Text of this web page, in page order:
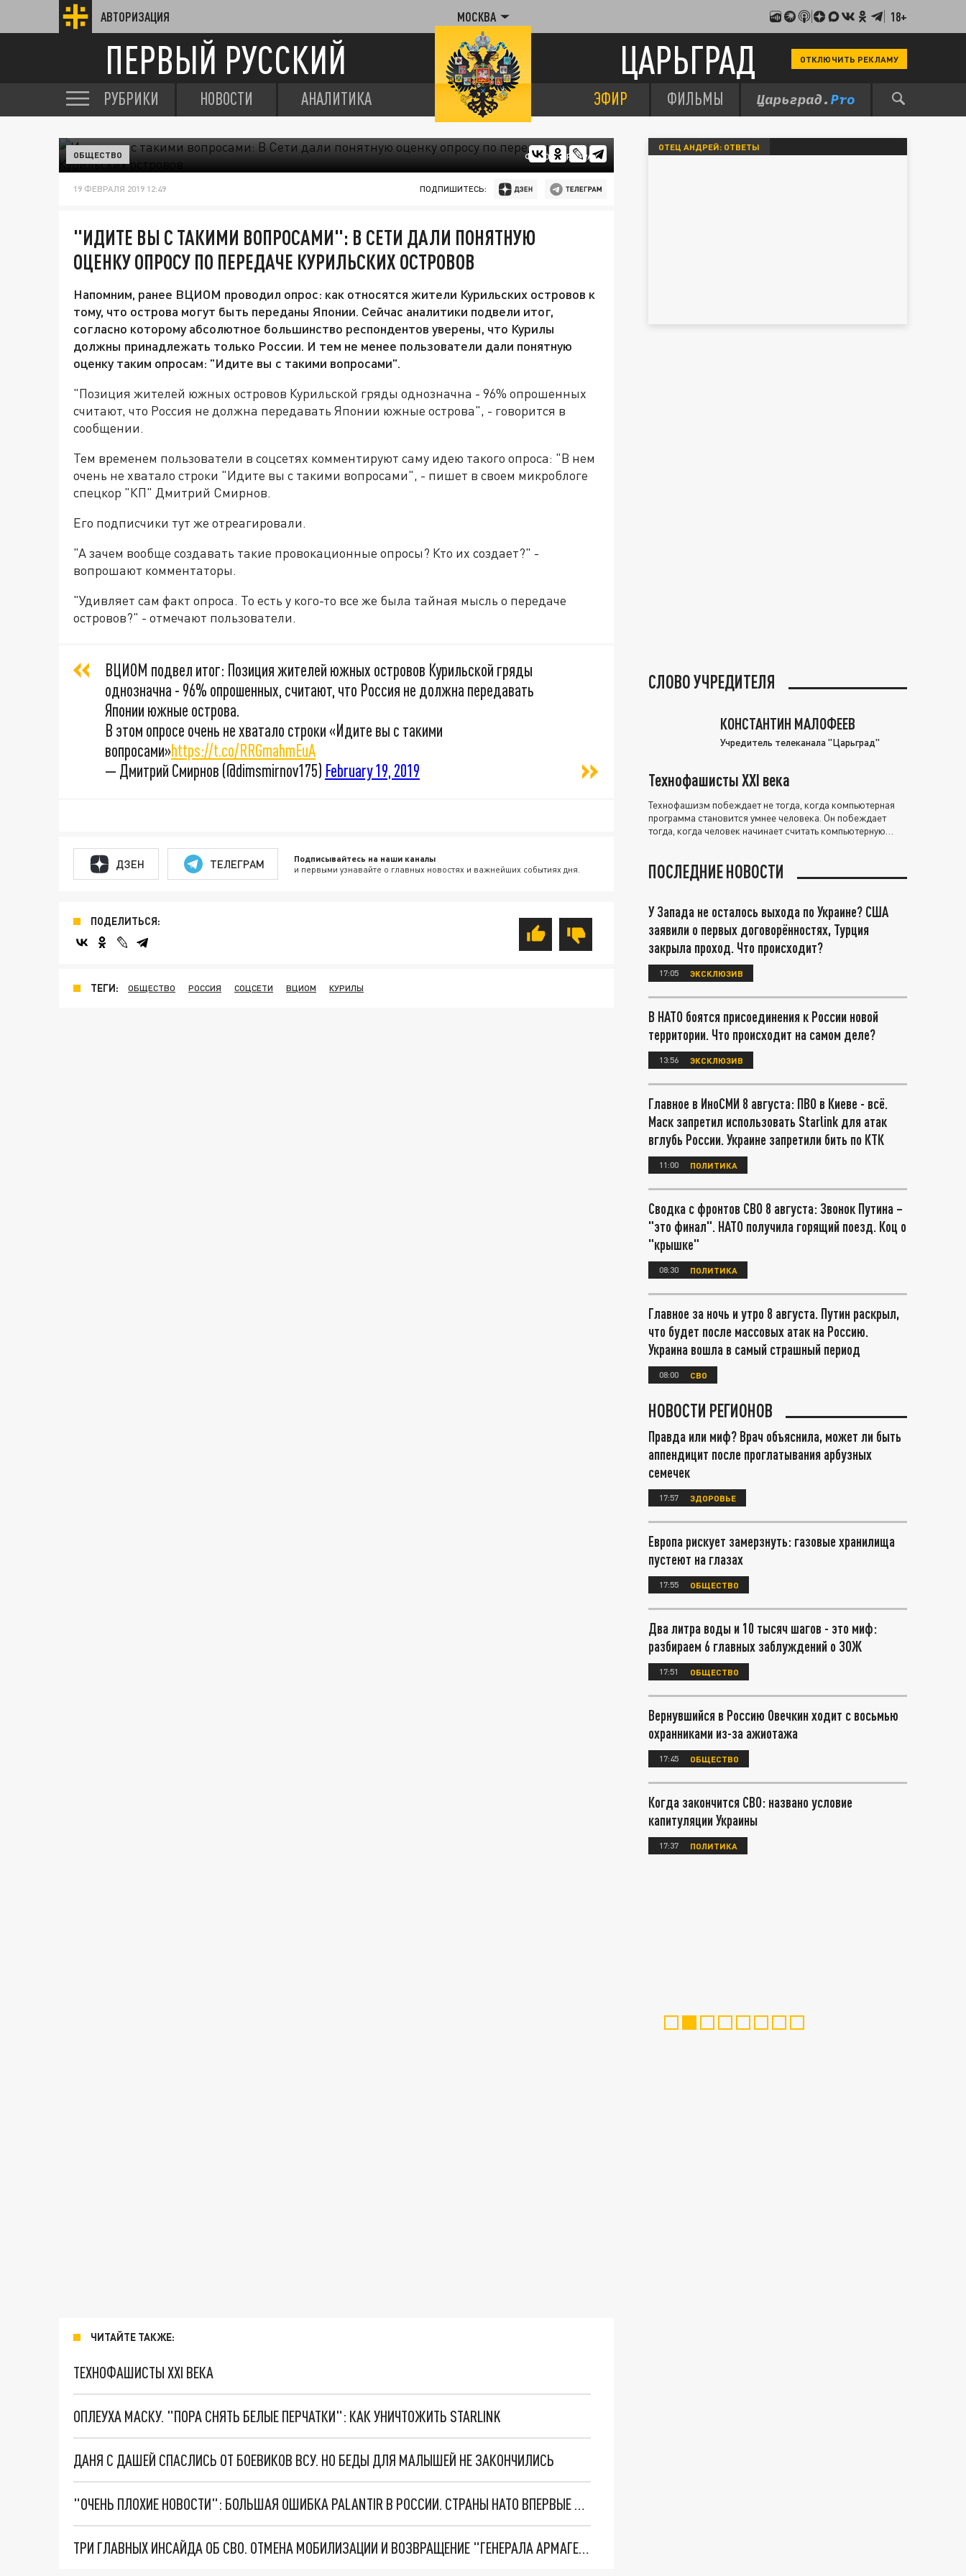
АВТОРИЗАЦИЯ МОСКВА 18+
ПЕРВЫЙ РУССКИЙ ЦАРЬГРАД ОТКЛЮЧИТЬ РЕКЛАМУ
РУБРИКИ НОВОСТИ АНАЛИТИКА ЭФИР ФИЛЬМЫ
ФОТО: ЦАРЬГРАД
ОБЩЕСТВО
19 ФЕВРАЛЯ 2019 12:49 ПОДПИШИТЕСЬ:
"ИДИТЕ ВЫ С ТАКИМИ ВОПРОСАМИ": В СЕТИ ДАЛИ ПОНЯТНУЮ
ОЦЕНКУ ОПРОСУ ПО ПЕРЕДАЧЕ КУРИЛЬСКИХ ОСТРОВОВ
Напомним, ранее ВЦИОМ проводил опрос: как относятся жители Курильских островов к
тому, что острова могут быть переданы Японии. Сейчас аналитики подвели итог,
согласно которому абсолютное большинство респондентов уверены, что Курилы
должны принадлежать только России. И тем не менее пользователи дали понятную
оценку таким опросам: "Идите вы с такими вопросами".
"Позиция жителей южных островов Курильской гряды однозначна - 96% опрошенных
считают, что Россия не должна передавать Японии южные острова", - говорится в
сообщении.
Тем временем пользователи в соцсетях комментируют саму идею такого опроса: "В нем
очень не хватало строки "Идите вы с такими вопросами", - пишет в своем микроблоге
спецкор "КП" Дмитрий Смирнов.
Его подписчики тут же отреагировали.
"А зачем вообще создавать такие провокационные опросы? Кто их создает?" -
вопрошают комментаторы.
"Удивляет сам факт опроса. То есть у кого-то все же была тайная мысль о передаче
островов?" - отмечают пользователи.
ВЦИОМ подвел итог: Позиция жителей южных островов Курильской гряды
однозначна - 96% опрошенных, считают, что Россия не должна передавать
Японии южные острова.
В этом опросе очень не хватало строки «Идите вы с такими
вопросами»https://t.co/RRGmahmEuA
— Дмитрий Смирнов (@dimsmirnov175) February 19, 2019
ДЗЕН ТЕЛЕГРАМ Подписывайтесь на наши каналы
и первыми узнавайте о главных новостях и важнейших событиях дня.
ПОДЕЛИТЬСЯ:
ТЕГИ: ОБЩЕСТВО РОССИЯ СОЦСЕТИ ВЦИОМ КУРИЛЫ
ЧИТАЙТЕ ТАКЖЕ:
ТЕХНОФАШИСТЫ XXI ВЕКА
ОПЛЕУХА МАСКУ. "ПОРА СНЯТЬ БЕЛЫЕ ПЕРЧАТКИ": КАК УНИЧТОЖИТЬ STARLINK
ДАНЯ С ДАШЕЙ СПАСЛИСЬ ОТ БОЕВИКОВ ВСУ. НО БЕДЫ ДЛЯ МАЛЫШЕЙ НЕ ЗАКОНЧИЛИСЬ
"ОЧЕНЬ ПЛОХИЕ НОВОСТИ": БОЛЬШАЯ ОШИБКА PALANTIR В РОССИИ. СТРАНЫ НАТО ВПЕРВЫЕ ЗА СВО ОСТАНОВИЛИ ПОСТАВКИ ОРУЖИЯ. ВСУ ТЕРЯЮТ ПРИГРАНИЧЬЕ?
ТРИ ГЛАВНЫХ ИНСАЙДА ОБ СВО. ОТМЕНА МОБИЛИЗАЦИИ И ВОЗВРАЩЕНИЕ "ГЕНЕРАЛА АРМАГЕДДОНА"? ОТЛИЧНЫЕ НОВОСТИ, КОТОРЫЕ ЖДАЛИ ВСЕ
ОТЕЦ АНДРЕЙ: ОТВЕТЫ
СЛОВО УЧРЕДИТЕЛЯ
КОНСТАНТИН МАЛОФЕЕВ
Учредитель телеканала "Царьград"
Технофашисты XXI века
Технофашизм побеждает не тогда, когда компьютерная
программа становится умнее человека. Он побеждает
тогда, когда человек начинает считать компьютерную
ПОСЛЕДНИЕ НОВОСТИ
У Запада не осталось выхода по Украине? США
заявили о первых договорённостях, Турция
закрыла проход. Что происходит?
17:05 ЭКСКЛЮЗИВ
В НАТО боятся присоединения к России новой
территории. Что происходит на самом деле?
13:56 ЭКСКЛЮЗИВ
Главное в ИноСМИ 8 августа: ПВО в Киеве - всё.
Маск запретил использовать Starlink для атак
вглубь России. Украине запретили бить по КТК
11:00 ПОЛИТИКА
Сводка с фронтов СВО 8 августа: Звонок Путина –
"это финал". НАТО получила горящий поезд. Коц о
"крышке"
08:30 ПОЛИТИКА
Главное за ночь и утро 8 августа. Путин раскрыл,
что будет после массовых атак на Россию.
Украина вошла в самый страшный период
08:00 СВО
НОВОСТИ РЕГИОНОВ
Правда или миф? Врач объяснила, может ли быть
аппендицит после проглатывания арбузных
семечек
17:57 ЗДОРОВЬЕ
Европа рискует замерзнуть: газовые хранилища
пустеют на глазах
17:55 ОБЩЕСТВО
Два литра воды и 10 тысяч шагов - это миф:
разбираем 6 главных заблуждений о ЗОЖ
17:51 ОБЩЕСТВО
Вернувшийся в Россию Овечкин ходит с восьмью
охранниками из-за ажиотажа
17:45 ОБЩЕСТВО
Когда закончится СВО: названо условие
капитуляции Украины
17:37 ПОЛИТИКА